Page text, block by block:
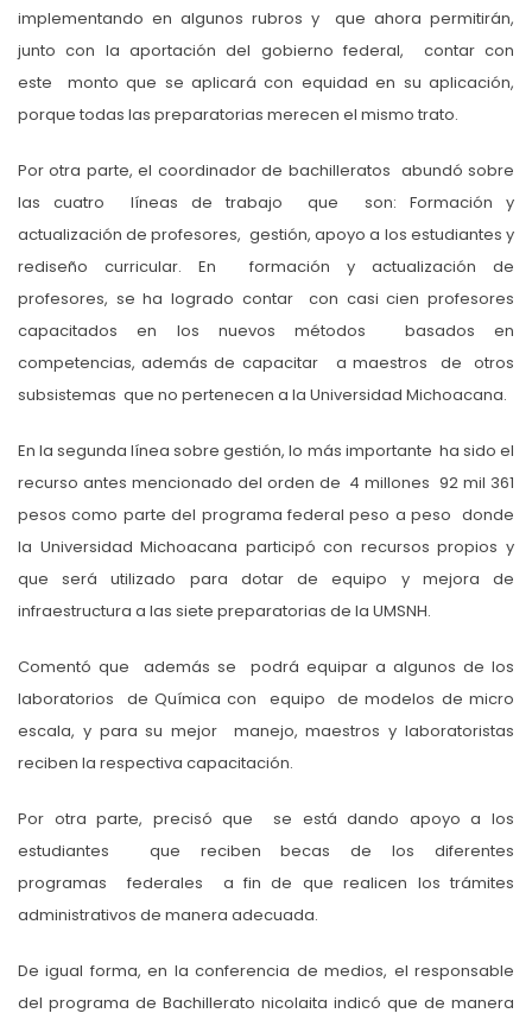
implementando en algunos rubros y que ahora permitirán,
junto con la aportación del gobierno federal, contar con
este monto que se aplicará con equidad en su aplicación,
porque todas las preparatorias merecen el mismo trato.
Por otra parte, el coordinador de bachilleratos abundó sobre
las cuatro líneas de trabajo que son: Formación y
actualización de profesores, gestión, apoyo a los estudiantes y
rediseño curricular. En formación y actualización de
profesores, se ha logrado contar con casi cien profesores
capacitados en los nuevos métodos basados en
competencias, además de capacitar a maestros de otros
subsistemas que no pertenecen a la Universidad Michoacana.
En la segunda línea sobre gestión, lo más importante ha sido el
recurso antes mencionado del orden de 4 millones 92 mil 361
pesos como parte del programa federal peso a peso donde
la Universidad Michoacana participó con recursos propios y
que será utilizado para dotar de equipo y mejora de
infraestructura a las siete preparatorias de la UMSNH.
Comentó que además se podrá equipar a algunos de los
laboratorios de Química con equipo de modelos de micro
escala, y para su mejor manejo, maestros y laboratoristas
reciben la respectiva capacitación.
Por otra parte, precisó que se está dando apoyo a los
estudiantes que reciben becas de los diferentes
programas federales a fin de que realicen los trámites
administrativos de manera adecuada.
De igual forma, en la conferencia de medios, el responsable
del programa de Bachillerato nicolaita indicó que de manera